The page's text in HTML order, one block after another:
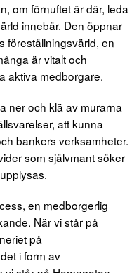
om förnuftet är där, leda
innebär. Den öppnar
föreställningsvärld, en
är vitalt och
aktiva medborgare.
ner och klä av murarna
att kunna
bankers verksamheter.
som självmant söker
en medborgerlig
När vi står på
på
i form av